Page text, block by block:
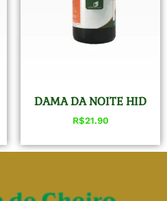
DAMA DA NOITE HID
R$21.90